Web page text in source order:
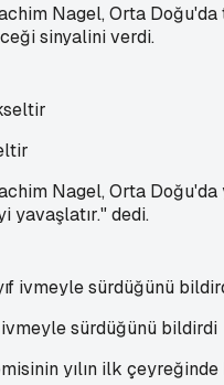
Nagel, Orta
sinyalini verdi.
Nagel, Orta
yavaşlatır." dedi.
sürdüğünü bildirdi
yılın ilk